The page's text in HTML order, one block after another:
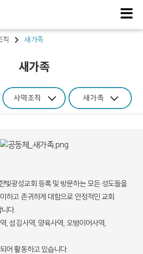
직 새가족
새가족
사역조직 새가족
빛광성교회 등록 및 방문하는 모든 성도들을
하고 존귀하게 대함으로 안정적인 교회
다.
, 섬김사역, 양육사역, 오병이어사역,
어 활동하고 있습니다.